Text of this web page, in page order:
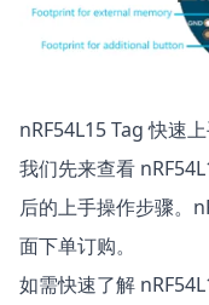
nRF54L15 Tag 快速
我们先来查看
后的上手操作步骤。
面下单订购。
如需快速了解